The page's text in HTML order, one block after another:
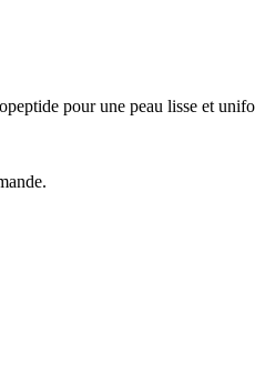
pour une peau lisse et